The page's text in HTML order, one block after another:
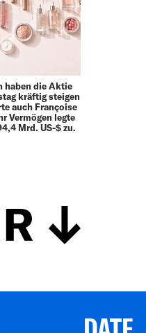
haben die Aktie
kräftig steigen
auch Françoise
Vermögen legte
Mrd. US-$ zu.